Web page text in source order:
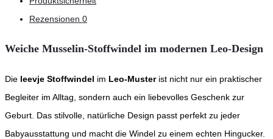
Rezensionen 0
Weiche Musselin-Stoffwindel im modernen Leo-Design
Die leevje Stoffwindel im Leo-Musterist nicht nur ein praktischer
Begleiter im Alltag, sondern auch ein liebevolles Geschenk zur
Geburt. Das stilvolle, natürliche Design passt perfekt zu jeder
Babyausstattung und macht die Windel zu einem echten Hingucker.